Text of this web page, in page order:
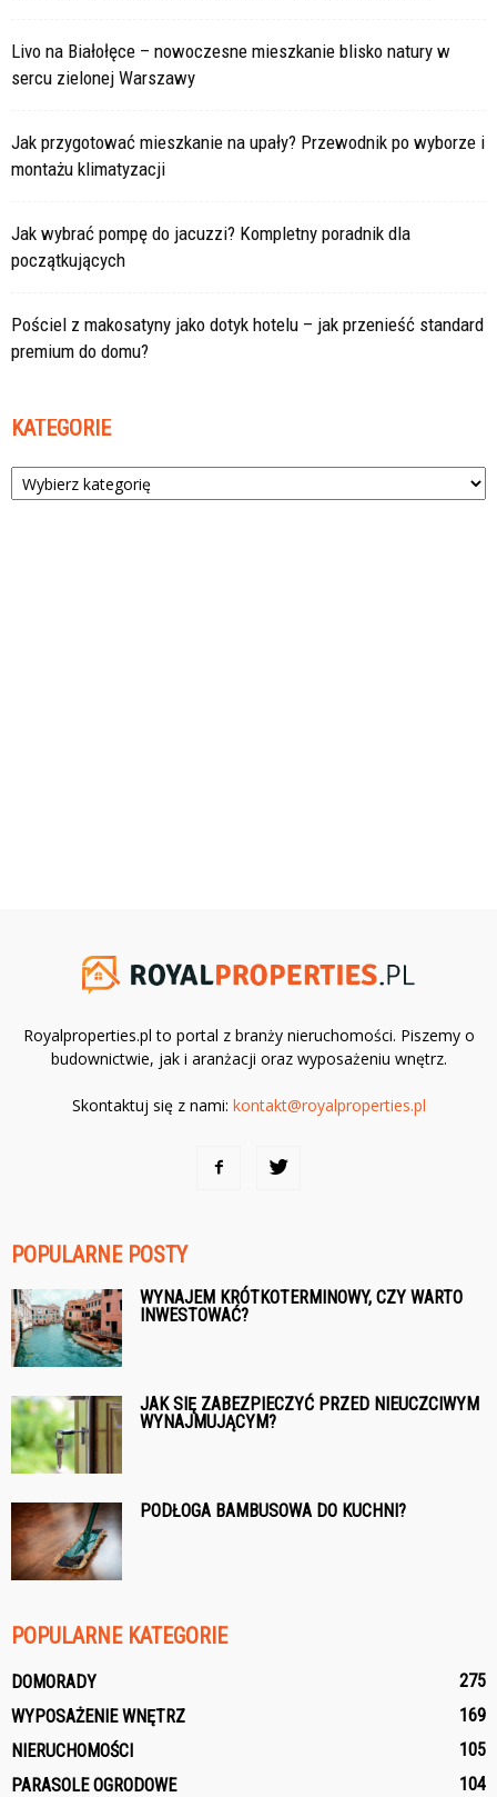
Livo na Białołęce – nowoczesne mieszkanie blisko natury w
sercu zielonej Warszawy
Jak przygotować mieszkanie na upały? Przewodnik po wyborze i
montażu klimatyzacji
Jak wybrać pompę do jacuzzi? Kompletny poradnik dla
początkujących
Pościel z makosatyny jako dotyk hotelu – jak przenieść standard
premium do domu?
KATEGORIE
Kategorie
Royalproperties.pl to portal z branży nieruchomości. Piszemy o
budownictwie, jak i aranżacji oraz wyposażeniu wnętrz.
Skontaktuj się z nami: kontakt@royalproperties.pl
POPULARNE POSTY
WYNAJEM KRÓTKOTERMINOWY, CZY WARTO
INWESTOWAĆ?
JAK SIĘ ZABEZPIECZYĆ PRZED NIEUCZCIWYM
WYNAJMUJĄCYM?
PODŁOGA BAMBUSOWA DO KUCHNI?
POPULARNE KATEGORIE
DOMORADY
275
WYPOSAŻENIE WNĘTRZ
169
NIERUCHOMOŚCI
105
PARASOLE OGRODOWE
104